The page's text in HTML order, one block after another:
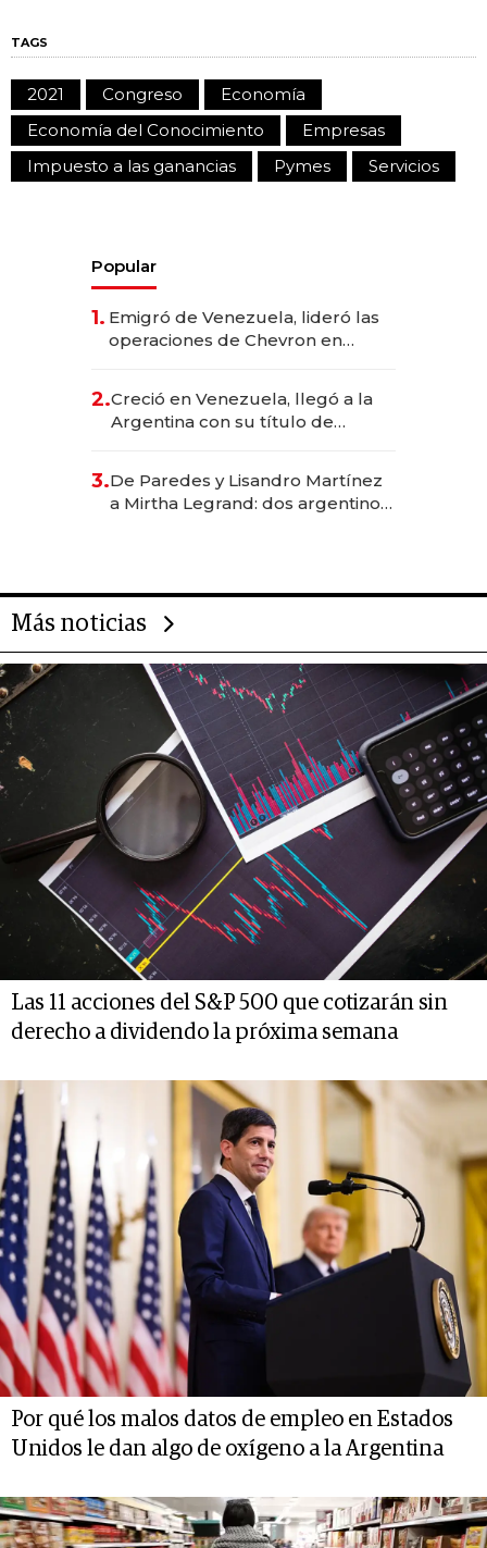
TAGS
2021 Congreso
Economía
Economía del Conocimiento
Empresas
Impuesto a las ganancias
Pymes Servicios
Popular
1. Emigró de Venezuela, lideró las
operaciones de Chevron en
2.Creció en Venezuela, llegó a la
Argentina con su título de
las marcas "fast premium"
3.De Paredes y Lisandro Martínez
a Mirtha Legrand: dos argentinos
Más noticias
Las 11 acciones del S&P 500 que cotizarán sin
derecho a dividendo la próxima semana
Por qué los malos datos de empleo en Estados
Unidos le dan algo de oxígeno a la Argentina